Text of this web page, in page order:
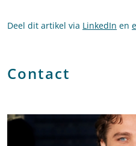
Deel dit artikel via LinkedIn en
Contact